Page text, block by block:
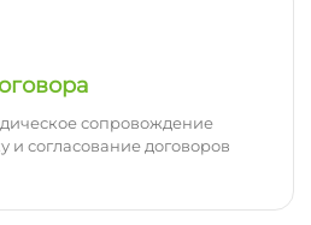
сопровождение
и согласование договоров